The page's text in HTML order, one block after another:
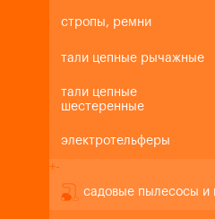
стропы, ремни
тали цепные рычажные
тали цепные
шестеренные
электротельферы
+-
садовые пылесосы и